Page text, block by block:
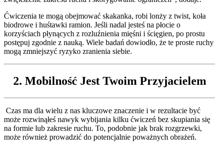
Ćwiczenia te mogą obejmować skakanka, robi lonży z twist, koła
biodrowe i huśtawki ramion. Jeśli nadal jesteś na płocie o
korzyściach płynących z rozluźnienia mięśni i ścięgien, po prostu
postępuj zgodnie z nauką. Wiele badań dowiodło, że te proste ruchy
mogą zmniejszyć ryzyko zranienia siebie.
2. Mobilność Jest Twoim Przyjacielem
Czas ma dla wielu z nas kluczowe znaczenie i w rezultacie być
może rozwinąłeś nawyk wybijania kilku ćwiczeń bez skupiania się
na formie lub zakresie ruchu. To, podobnie jak brak rozgrzewki,
może również prowadzić do potencjalnie poważnych obrażeń.